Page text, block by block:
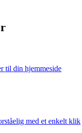
til din hjemmeside
med et enkelt klik